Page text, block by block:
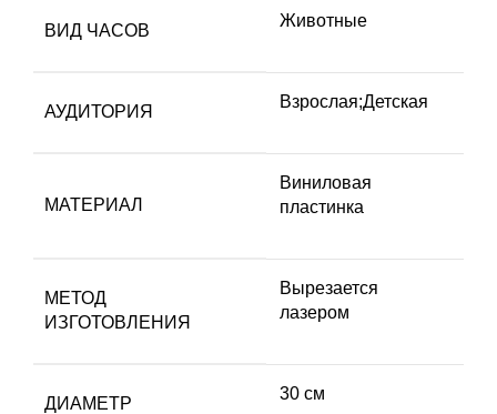
ВИД ЧАСОВ
Животные
АУДИТОРИЯ
Взрослая;Детская
МАТЕРИАЛ
Виниловая
пластинка
МЕТОД
ИЗГОТОВЛЕНИЯ
Вырезается
лазером
ДИАМЕТР
30 см